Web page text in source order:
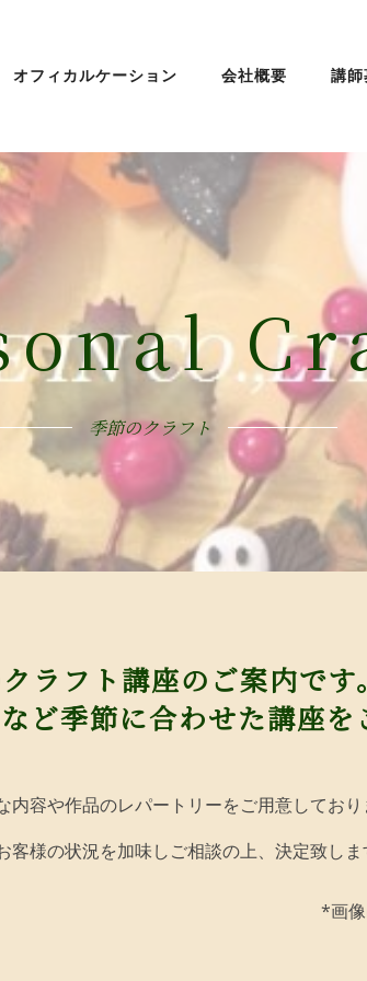
オフィカルケーション 会社概要 講
季節のクラフト
ラフト講座のご案内です。
ど季節に合わせた講座を
容や作品のレパートリーをご用意しており
様の状況を加味しご相談の上、決定致しま
*画像